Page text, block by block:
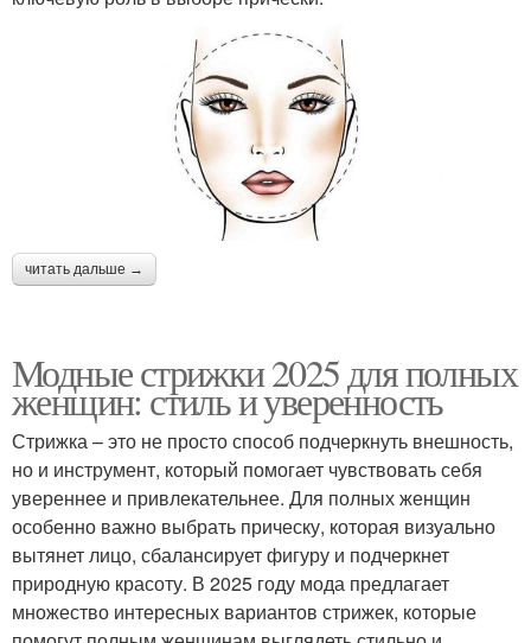
читать дальше →
Модные стрижки 2025 для полных
женщин: стиль и уверенность
Стрижка – это не просто способ подчеркнуть внешность,
но и инструмент, который помогает чувствовать себя
увереннее и привлекательнее. Для полных женщин
особенно важно выбрать прическу, которая визуально
вытянет лицо, сбалансирует фигуру и подчеркнет
природную красоту. В 2025 году мода предлагает
множество интересных вариантов стрижек, которые